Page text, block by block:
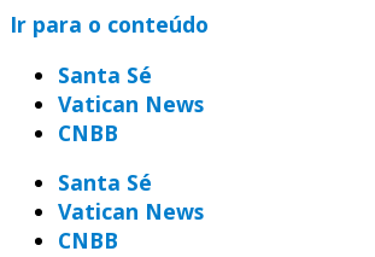
Ir para o conteúdo
Santa Sé
Vatican News
CNBB
Santa Sé
Vatican News
CNBB